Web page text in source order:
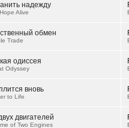
надежду
Alive
обмен
Trade
одиссея
Odyssey
вновь
to Life
двигателей
of Two Engines